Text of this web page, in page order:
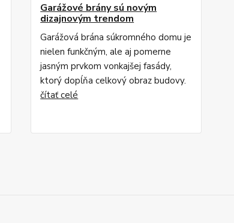
Garážové brány sú novým
dizajnovým trendom
Garážová brána súkromného domu je
nielen funkčným, ale aj pomerne
jasným prvkom vonkajšej fasády,
ktorý dopĺňa celkový obraz budovy.
čítať celé